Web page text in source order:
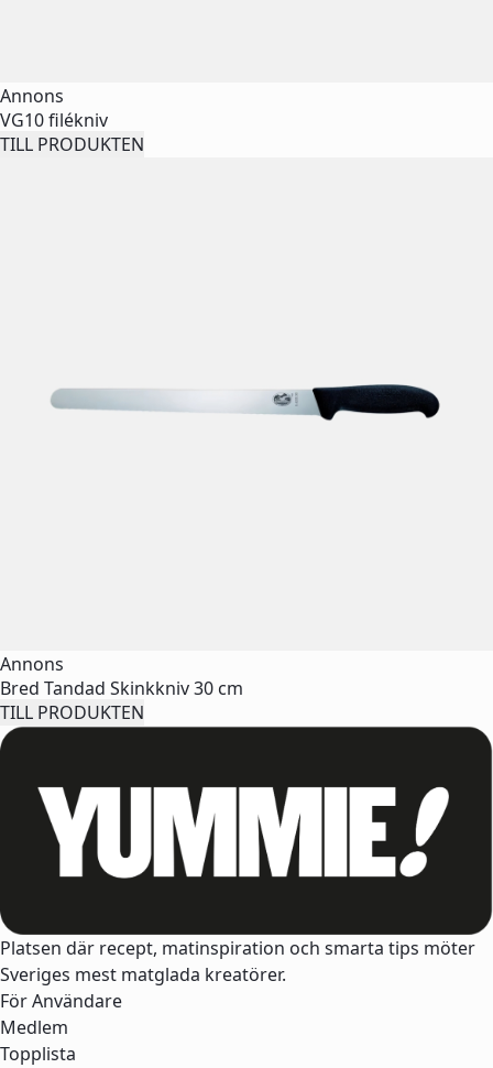
Annons
VG10 filékniv
TILL PRODUKTEN
Annons
Bred Tandad Skinkkniv 30 cm
TILL PRODUKTEN
Platsen där recept, matinspiration och smarta tips möter
Sveriges mest matglada kreatörer.
För Användare
Medlem
Topplista